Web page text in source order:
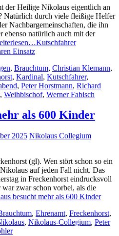
der Heilige Nikolaus eigentlich an
Natürlich durch viele fleißige Helfer
Nachbargemeinschaften, die ihn
ebenso natürlich auch mit der
Kutschfahrer
Einsatz
, Brauchtum, Christian Klemann,
, Kardinal, Kutschfahrer,
, Peter Horstmann, Richard
, Weihbischof, Werner Fabisch
als 600 Kinder
2025 Nikolaus Collegium
(gl). Wen stört schon so ein
auf jeden Fall nicht. Das
in Freckenhorst eindrucksvoll
zwar schon vorbei, als die
besucht mehr als 600 Kinder
, Ehrenamt, Freckenhorst,
, Nikolaus-Collegium, Peter